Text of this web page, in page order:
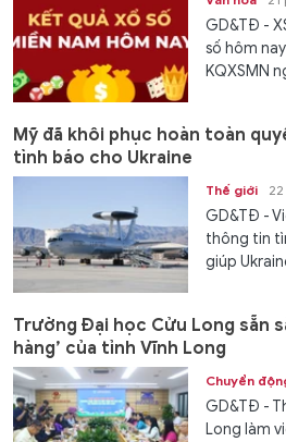
GD&TĐ -
số hôm
KQXSMN
Mỹ đã khôi phục hoàn toàn
tình báo cho Ukraine
Thế giới
GD&TĐ -
thông tin
giúp
Trường Đại học Cửu Long sẵn
hàng’ của tỉnh Vĩnh Long
Chuyển
GD&TĐ -
Long làm